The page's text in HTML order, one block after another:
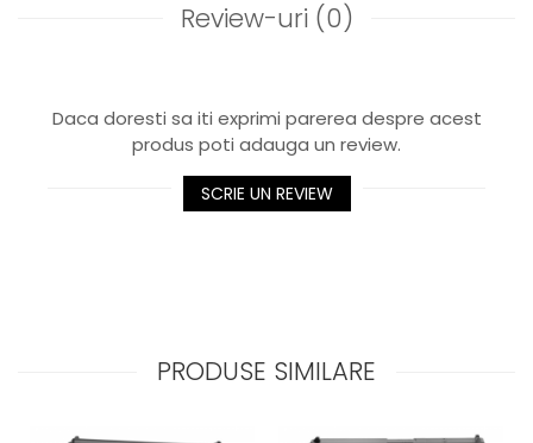
Review-uri (0)
Daca doresti sa iti exprimi parerea despre acest
produs poti adauga un review.
SCRIE UN REVIEW
PRODUSE SIMILARE